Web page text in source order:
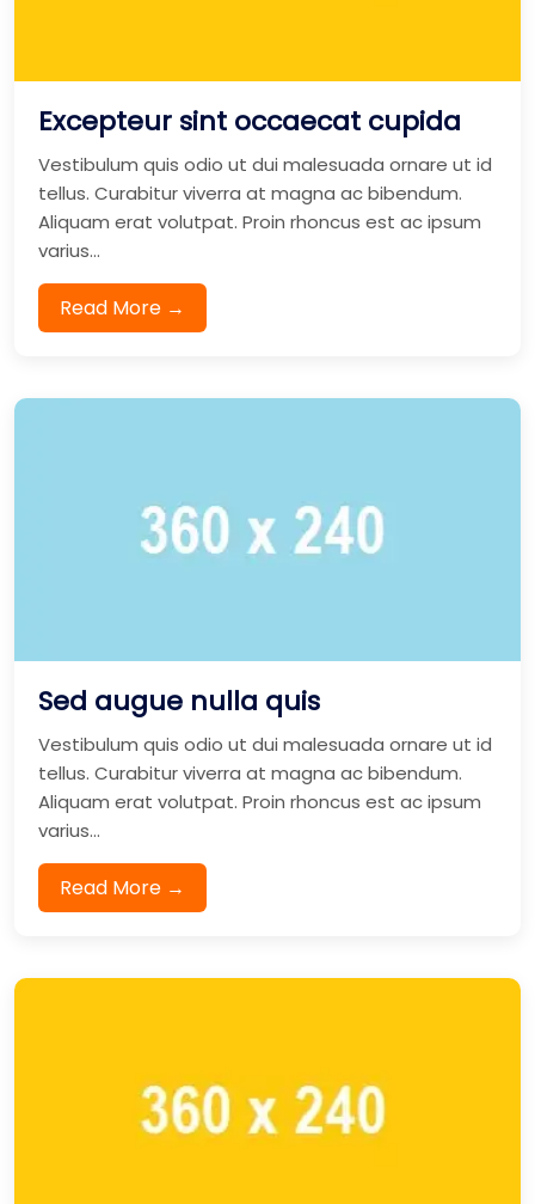
Excepteur sint occaecat cupida
Vestibulum quis odio ut dui malesuada ornare ut id
tellus. Curabitur viverra at magna ac bibendum.
Aliquam erat volutpat. Proin rhoncus est ac ipsum
varius...
Read More →
Sed augue nulla quis
Vestibulum quis odio ut dui malesuada ornare ut id
tellus. Curabitur viverra at magna ac bibendum.
Aliquam erat volutpat. Proin rhoncus est ac ipsum
varius...
Read More →